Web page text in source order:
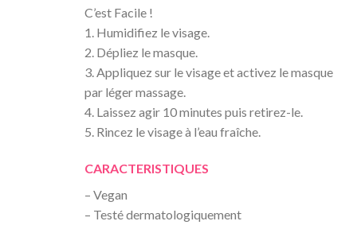
C’est Facile !
1. Humidifiez le visage.
2. Dépliez le masque.
3. Appliquez sur le visage et activez le masque
par léger massage.
4. Laissez agir 10 minutes puis retirez-le.
5. Rincez le visage à l’eau fraîche.
CARACTERISTIQUES
– Vegan
– Testé dermatologiquement